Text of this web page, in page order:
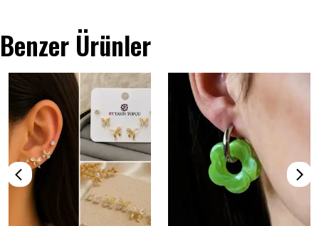
Benzer Ürünler